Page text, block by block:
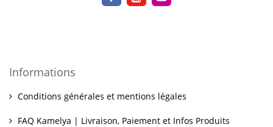
Informations
Conditions générales et mentions légales
FAQ Kamelya | Livraison, Paiement et Infos Produits